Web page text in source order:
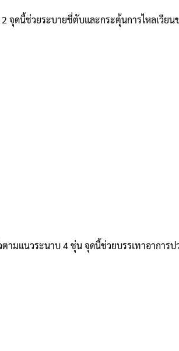
จุดนี้ช่วยระบายชี่ตับและกระตุ้นการไหลเวี
ามแนวระนาบ 4 ชุ่น จุดนี้ช่วยบรรเทาอากา